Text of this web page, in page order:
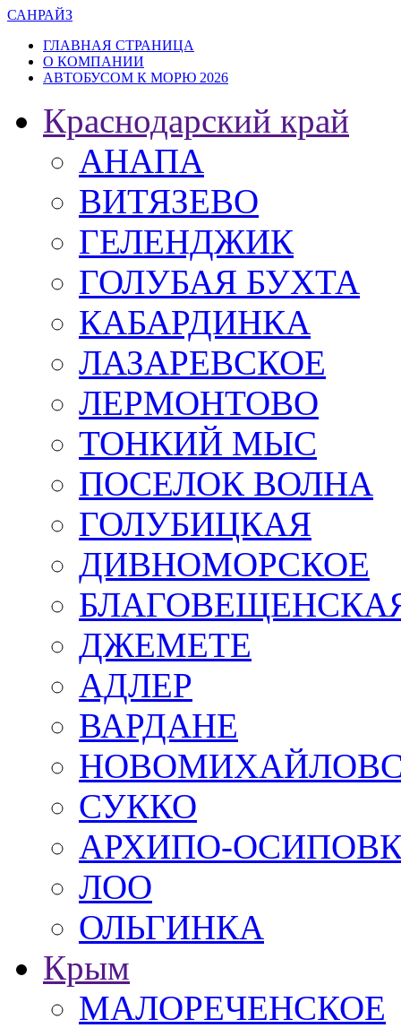
САНРАЙЗ
ГЛАВНАЯ СТРАНИЦА
О КОМПАНИИ
АВТОБУСОМ К МОРЮ 2026
Краснодарский край
АНАПА
ВИТЯЗЕВО
ГЕЛЕНДЖИК
ГОЛУБАЯ БУХТА
КАБАРДИНКА
ЛАЗАРЕВСКОЕ
ЛЕРМОНТОВО
ТОНКИЙ МЫС
ПОСЕЛОК ВОЛНА
ГОЛУБИЦКАЯ
ДИВНОМОРСКОЕ
ДЖЕМЕТЕ
АДЛЕР
ВАРДАНЕ
СУККО
АРХИПО-
ЛОО
ОЛЬГИНКА
Крым
МАЛОРЕЧЕНСКОЕ